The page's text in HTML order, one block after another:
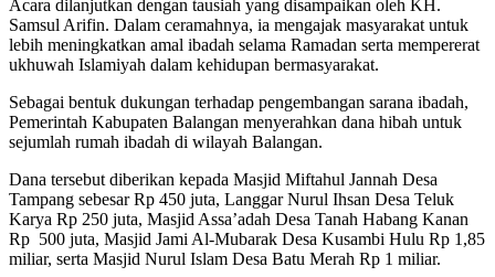
Acara dilanjutkan dengan tausiah yang disampaikan oleh KH.
Samsul Arifin. Dalam ceramahnya, ia mengajak masyarakat untuk
lebih meningkatkan amal ibadah selama Ramadan serta mempererat
ukhuwah Islamiyah dalam kehidupan bermasyarakat.
Sebagai bentuk dukungan terhadap pengembangan sarana ibadah,
Pemerintah Kabupaten Balangan menyerahkan dana hibah untuk
sejumlah rumah ibadah di wilayah Balangan.
Dana tersebut diberikan kepada Masjid Miftahul Jannah Desa
Tampang sebesar Rp 450 juta, Langgar Nurul Ihsan Desa Teluk
Karya Rp 250 juta, Masjid Assa’adah Desa Tanah Habang Kanan
Rp 500 juta, Masjid Jami Al-Mubarak Desa Kusambi Hulu Rp 1,85
miliar, serta Masjid Nurul Islam Desa Batu Merah Rp 1 miliar.